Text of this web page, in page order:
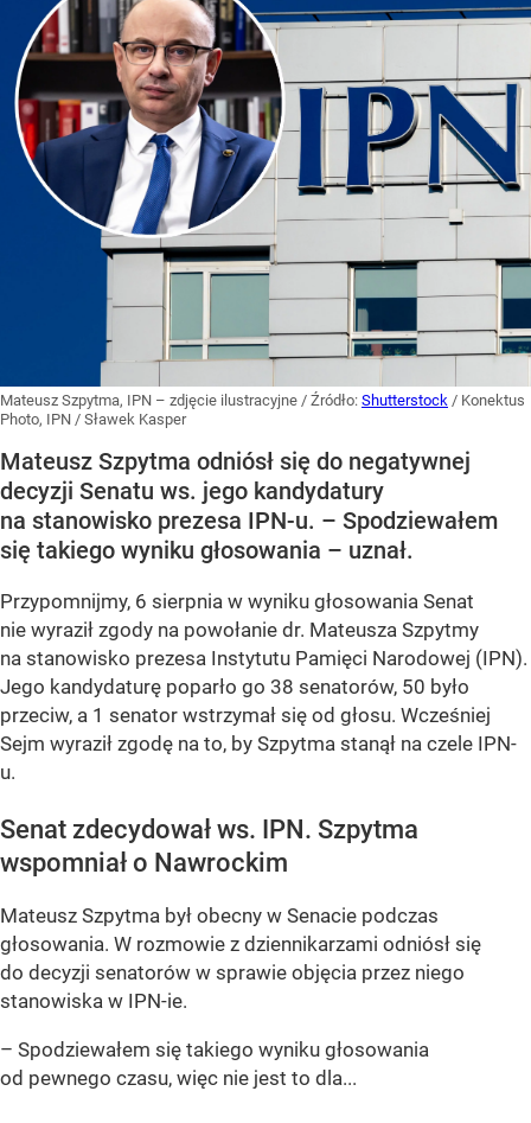
Mateusz Szpytma, IPN – zdjęcie ilustracyjne / Źródło: Shutterstock / Konektus
Photo, IPN / Sławek Kasper
Mateusz Szpytma odniósł się do negatywnej
decyzji Senatu ws. jego kandydatury
na stanowisko prezesa IPN-u. – Spodziewałem
się takiego wyniku głosowania – uznał.
Przypomnijmy, 6 sierpnia w wyniku głosowania Senat
nie wyraził zgody na powołanie dr. Mateusza Szpytmy
na stanowisko prezesa Instytutu Pamięci Narodowej (IPN).
Jego kandydaturę poparło go 38 senatorów, 50 było
przeciw, a 1 senator wstrzymał się od głosu. Wcześniej
Sejm wyraził zgodę na to, by Szpytma stanął na czele IPN-
u.
Senat zdecydował ws. IPN. Szpytma
wspomniał o Nawrockim
Mateusz Szpytma był obecny w Senacie podczas
głosowania. W rozmowie z dziennikarzami odniósł się
do decyzji senatorów w sprawie objęcia przez niego
stanowiska w IPN-ie.
– Spodziewałem się takiego wyniku głosowania
od pewnego czasu, więc nie jest to dla...